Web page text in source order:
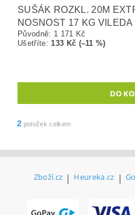
SUŠÁK ROZKL. 20M
NOSNOST 17 KG VILEDA
Původně: 1 171 Kč
Ušetříte:133 Kč (–11 %)
2 položek celkem
Zboží.cz | Heureka.cz |